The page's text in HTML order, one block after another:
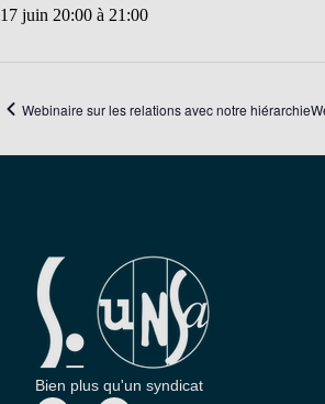
17 juin 20:00 à 21:00
Webinaire sur les relations avec notre hiérarchie
Bien plus qu'un syndicat